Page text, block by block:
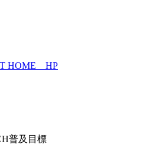
HOME HP